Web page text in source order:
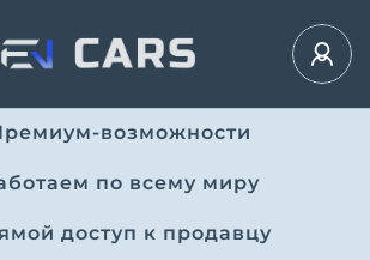
возможности
по всему миру
доступ к продавцу